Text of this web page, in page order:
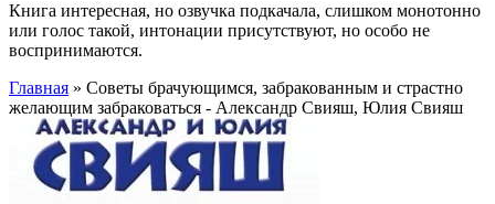
Книга интересная, но озвучка подкачала, слишком монотонно
или голос такой, интонации присутствуют, но особо не
воспринимаются.
Главная » Советы брачующимся, забракованным и страстно
желающим забраковаться - Александр Свияш, Юлия Свияш